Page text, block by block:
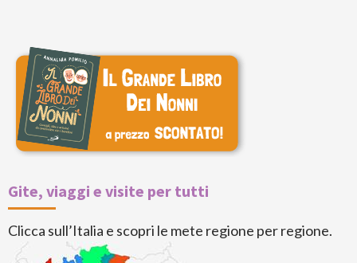
Gite, viaggi e visite per tutti
Clicca sull’Italia e scopri le mete regione per regione.